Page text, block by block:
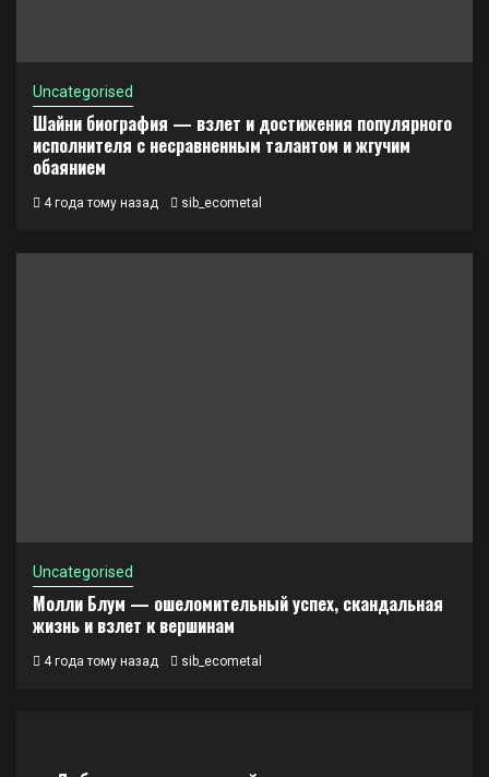
Uncategorised
Шайни биография — взлет и достижения популярного
исполнителя с несравненным талантом и жгучим
обаянием
4 года тому назад sib_ecometal
Uncategorised
Молли Блум — ошеломительный успех, скандальная
жизнь и взлет к вершинам
4 года тому назад sib_ecometal